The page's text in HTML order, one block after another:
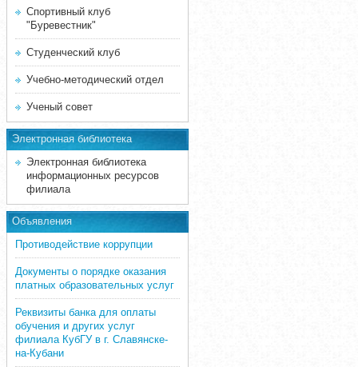
Спортивный клуб
"Буревестник"
Студенческий клуб
Учебно-методический отдел
Ученый совет
Электронная библиотека
Электронная библиотека
информационных ресурсов
филиала
Объявления
Противодействие коррупции
Документы о порядке оказания
платных образовательных услуг
Реквизиты банка для оплаты
обучения и других услуг
филиала КубГУ в г. Славянске-
на-Кубани